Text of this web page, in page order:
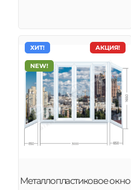
АКЦИЯ!
ХИТ!
NEW!
Металлопластиковое окно